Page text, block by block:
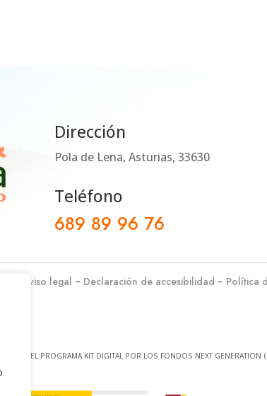
Dirección
Pola de Lena, Asturias, 33630
Teléfono
689 89 96 76
Aviso legal – Declaración de accesibilidad – Política
CON EL PROGRAMA KIT DIGITAL POR LOS FONDOS NEXT GENERATION